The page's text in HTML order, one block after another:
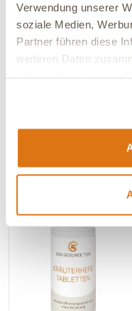
Verwendung unserer
soziale Medien,
Partner führen diese
weiteren Daten
19,70 €*